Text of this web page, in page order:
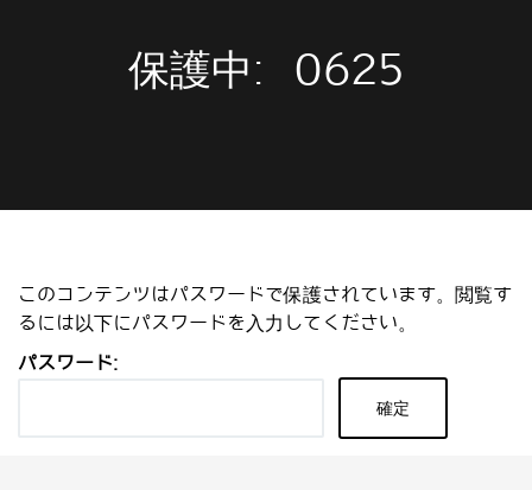
保護中: 0625
このコンテンツはパスワードで保護されています。閲覧す
るには以下にパスワードを入力してください。
パスワード: